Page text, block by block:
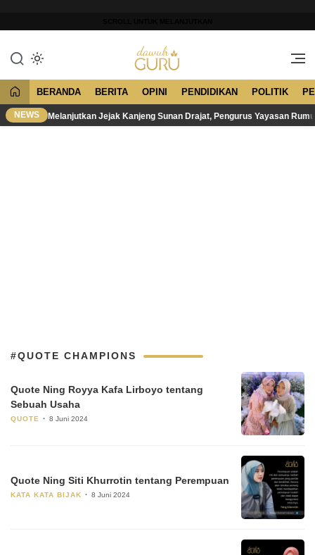
konten
Dawuh Guru
Merawat Tradisi, Membangun
BERANDA BERITA OPINI PENDIDIKAN POLITIK
NEWS Melanjutkan Jejak Kanjeng Sunan Drajat, Pengurus Yayasan
#QUOTE CHAMPIONS
Quote Ning Royya Kafa Lirboyo tentang
Sebuah Usaha
QUOTE 8 Juni 2024
Quote Ning Siti Khurrotin tentang Perempuan
KATA KATA BIJAK 8 Juni 2024